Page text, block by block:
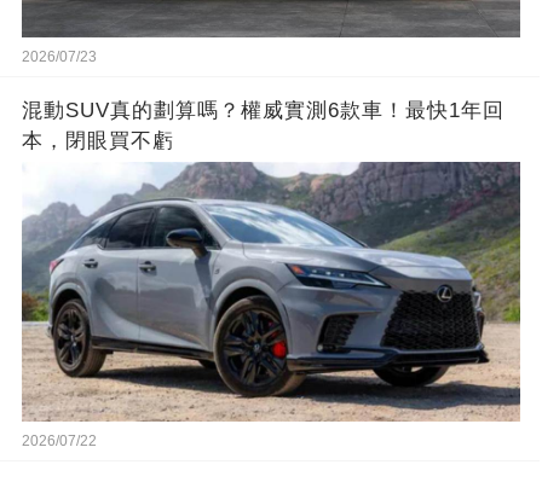
2026/07/23
混動SUV真的劃算嗎？權威實測6款車！最快1年回
本，閉眼買不虧
2026/07/22